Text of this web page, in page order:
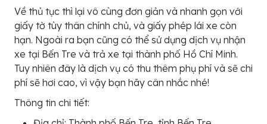
Về thủ tục thì lại vô cùng đơn giản và nhanh gọn với
giấy tờ tùy thân chính chủ, và giấy phép lái xe còn
hạn. Ngoài ra bạn cũng có thể sử dụng dịch vụ nhận
xe tại Bến Tre và trả xe tại thành phố Hồ Chí Minh.
Tuy nhiên đây là dịch vụ có thu thêm phụ phí và sẽ chi
phí sẽ hơi cao, vì vậy bạn hãy cân nhắc nhé!
Thông tin chi tiết: